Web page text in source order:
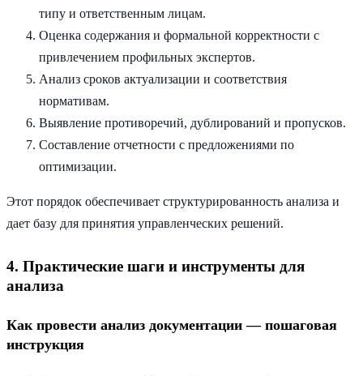
типу и ответственным лицам.
Оценка содержания и формальной корректности с
привлечением профильных экспертов.
Анализ сроков актуализации и соответствия
нормативам.
Выявление противоречий, дублирований и пропусков.
Составление отчетности с предложениями по
оптимизации.
Этот порядок обеспечивает структурированность анализа и
дает базу для принятия управленческих решений.
4. Практические шаги и инструменты для
анализа
Как провести анализ документации — пошаговая
инструкция